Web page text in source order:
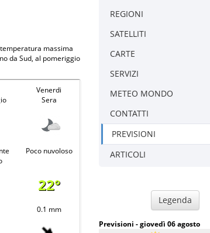
REGIONI
SATELLITI
CARTE
SERVIZI
METEO MONDO
CONTATTI
PREVISIONI
ARTICOLI
Legenda
Previsioni - giovedì 06 agosto
massima
da Sud, al pomeriggio
Venerdi
Sera
Poco nuvoloso
22°
0.1 mm